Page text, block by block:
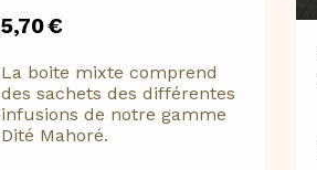
5,70€
La boite mixte comprend
des sachets des différentes
infusions de notre gamme
Dité Mahoré.